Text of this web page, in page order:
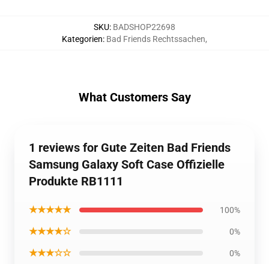
SKU: BADSHOP22698
Kategorien: Bad Friends Rechtssachen,
What Customers Say
1 reviews for Gute Zeiten Bad Friends
Samsung Galaxy Soft Case Offizielle
Produkte RB1111
★★★★★ 100%
★★★★☆ 0%
★★★☆☆ 0%